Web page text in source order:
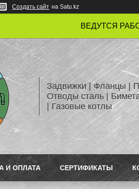
Создать сайт на Satu.kz
ВЕДУТСЯ
Задвижки | Фланцы |
Отводы сталь |
| Газовые котлы
И ОПЛАТА СЕРТИФИКАТЫ